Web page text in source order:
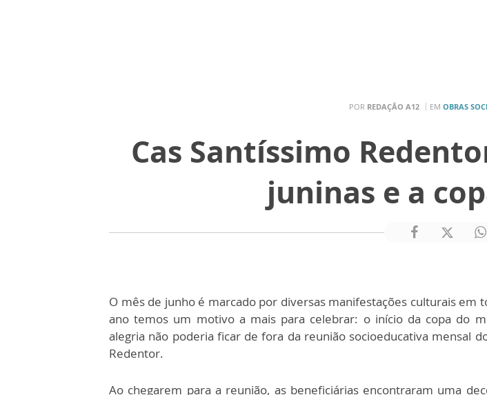
POR REDAÇÃO A12 EM OBRAS
Cas Santíssimo
juninas e a
O mês de junho é marcado por diversas manifestações culturais em
ano temos um motivo a mais para celebrar: o início da copa do
alegria não poderia ficar de fora da reunião socioeducativa mensal
Redentor.
Ao chegarem para a reunião, as beneficiárias encontraram uma